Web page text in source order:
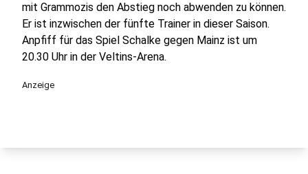
mit Grammozis den Abstieg noch abwenden zu können.
Er ist inzwischen der fünfte Trainer in dieser Saison.
Anpfiff für das Spiel Schalke gegen Mainz ist um
20.30 Uhr in der Veltins-Arena.
Anzeige